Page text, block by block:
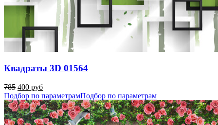
Квадраты 3D 01564
785 400 руб
Подбор по параметрамПодбор по параметрам